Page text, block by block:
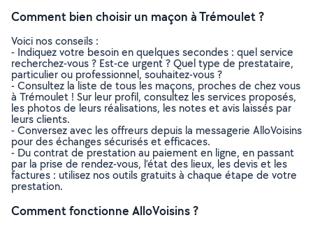
Comment bien choisir un maçon à Trémoulet ?
Voici nos conseils :
- Indiquez votre besoin en quelques secondes : quel service
recherchez-vous ? Est-ce urgent ? Quel type de prestataire,
particulier ou professionnel, souhaitez-vous ?
- Consultez la liste de tous les maçons, proches de chez vous
à Trémoulet ! Sur leur profil, consultez les services proposés,
les photos de leurs réalisations, les notes et avis laissés par
leurs clients.
- Conversez avec les offreurs depuis la messagerie AlloVoisins
pour des échanges sécurisés et efficaces.
- Du contrat de prestation au paiement en ligne, en passant
par la prise de rendez-vous, l’état des lieux, les devis et les
factures : utilisez nos outils gratuits à chaque étape de votre
prestation.
Comment fonctionne AlloVoisins ?